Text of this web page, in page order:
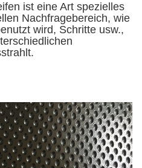
ist eine Art spezielles
Nachfragebereich, wie
wird, Schritte usw.,